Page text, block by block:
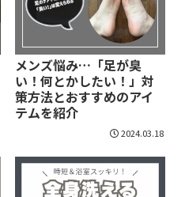
メンズ悩み…「足が臭
い！何とかしたい！」対
策方法とおすすめのアイ
テムを紹介
2024.03.18